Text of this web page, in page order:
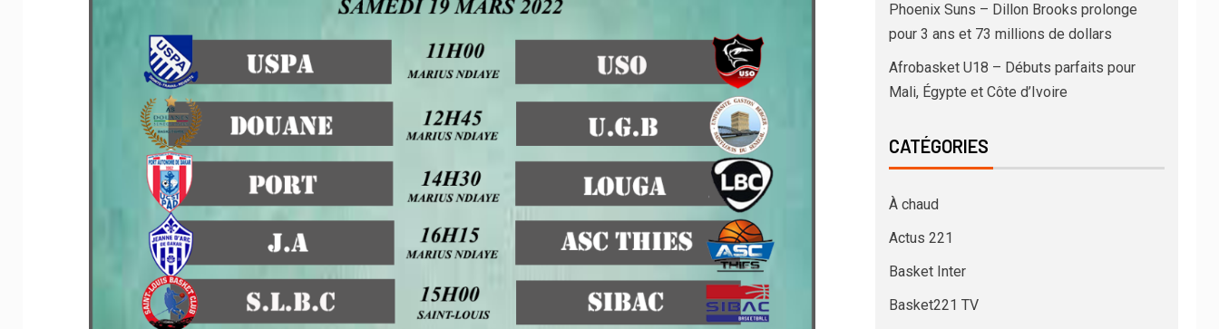
Phoenix Suns – Dillon Brooks prolonge
pour 3 ans et 73 millions de dollars
Afrobasket U18 – Débuts parfaits pour
Mali, Égypte et Côte d’Ivoire
CATÉGORIES
À chaud
Actus 221
Basket Inter
Basket221 TV